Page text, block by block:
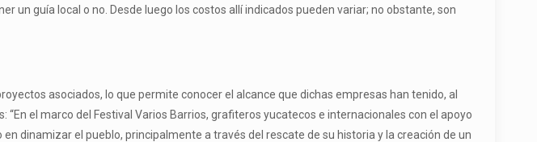
un guía local o no. Desde luego los costos allí indicados pueden variar; no obstante, son
asociados, lo que permite conocer el alcance que dichas empresas han tenido, al
el marco del Festival Varios Barrios, grafiteros yucatecos e internacionales con el apoyo
dinamizar el pueblo, principalmente a través del rescate de su historia y la creación de un